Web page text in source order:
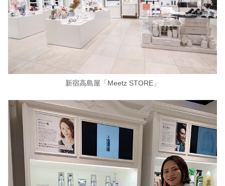
新宿高島屋「Meetz STORE」